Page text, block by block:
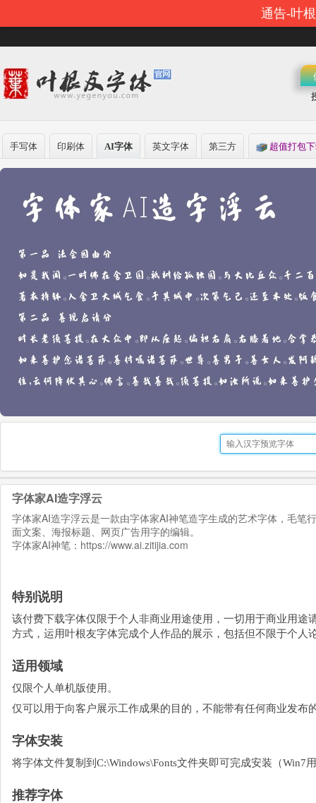
通告-叶
手写体 印刷体 AI字体 英文字体 第三方 超值打包
字体家AI造字浮云
字体家AI造字浮云是一款由字体家AI神笔造字生成的艺术字体，毛
面文案、海报标题、网页广告用字的编辑。
字体家AI神笔： https://www.ai.zitijia.com
特别说明
该付费下载字体仅限于个人非商业用途使用，一切用于商业用
方式，运用叶根友字体完成个人作品的展示，包括但不限于个人
适用领域
仅限个人单机版使用。
仅可以用于向客户展示工作成果的目的，不能带有任何商业发布
字体安装
将字体文件复制到C:\Windows\Fonts文件夹即可完成安装（Win7
推荐字体